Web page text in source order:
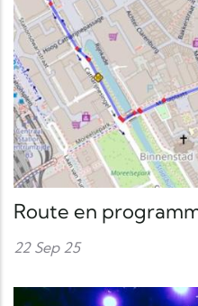
Route en
22 Sep 25